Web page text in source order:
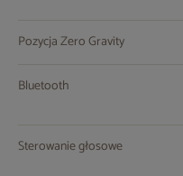
Pozycja Zero Gravity
Bluetooth
Sterowanie głosowe